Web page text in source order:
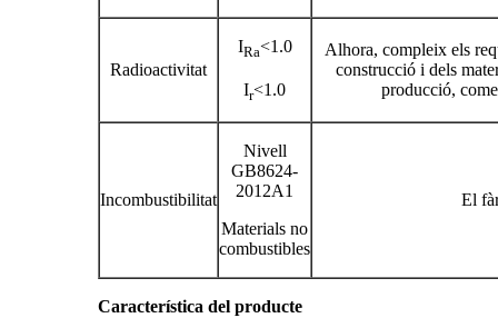
Radioactivitat
IRa<1.0
Ir<1.0
Alhora, compleix els
construcció i dels
producció,
Incombustibilitat
Nivell
GB8624-
2012A1
Materials no
combustibles
El
Característica del producte